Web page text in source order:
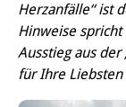
Herzanfälle“ ist
Hinweise
Ausstieg aus der
für Ihre